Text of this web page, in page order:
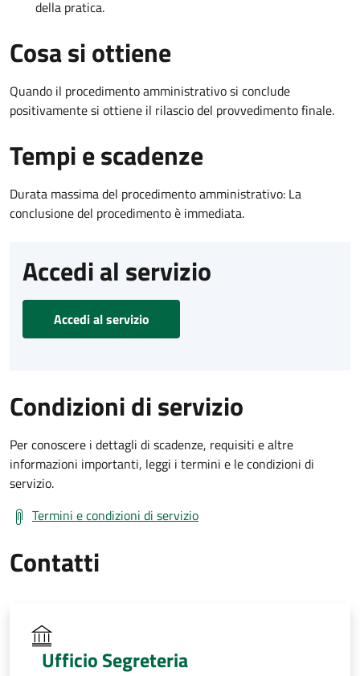
della pratica.
Cosa si ottiene
Quando il procedimento amministrativo si conclude
positivamente si ottiene il rilascio del provvedimento finale.
Tempi e scadenze
Durata massima del procedimento amministrativo: La
conclusione del procedimento è immediata.
Accedi al servizio
Accedi al servizio
Condizioni di servizio
Per conoscere i dettagli di scadenze, requisiti e altre
informazioni importanti, leggi i termini e le condizioni di
servizio.
Termini e condizioni di servizio
Contatti
Ufficio Segreteria